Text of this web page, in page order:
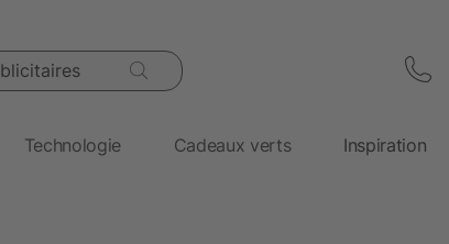
Technologie Cadeaux verts Inspiration